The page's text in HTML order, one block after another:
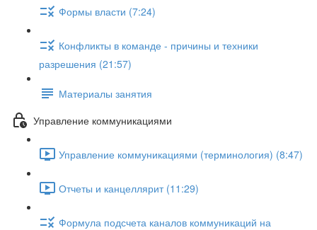
Формы власти (7:24)
Конфликты в команде - причины и техники
разрешения (21:57)
Материалы занятия
Управление коммуникациями
Управление коммуникациями (терминология) (8:47)
Отчеты и канцеллярит (11:29)
Формула подсчета каналов коммуникаций на